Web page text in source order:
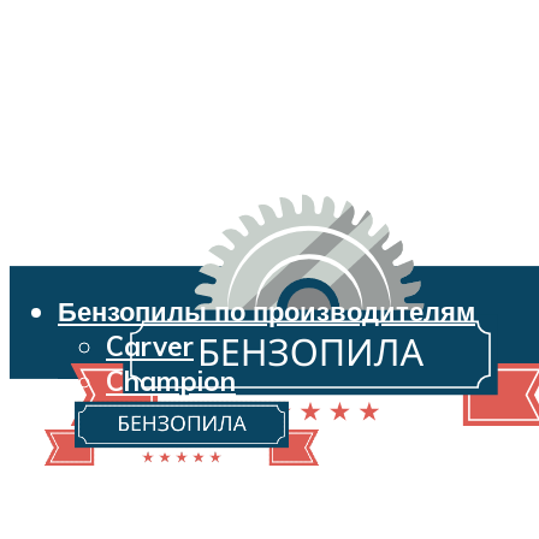
Бензопилы по производителям
Carver
Champion
Echo
Husqvarna